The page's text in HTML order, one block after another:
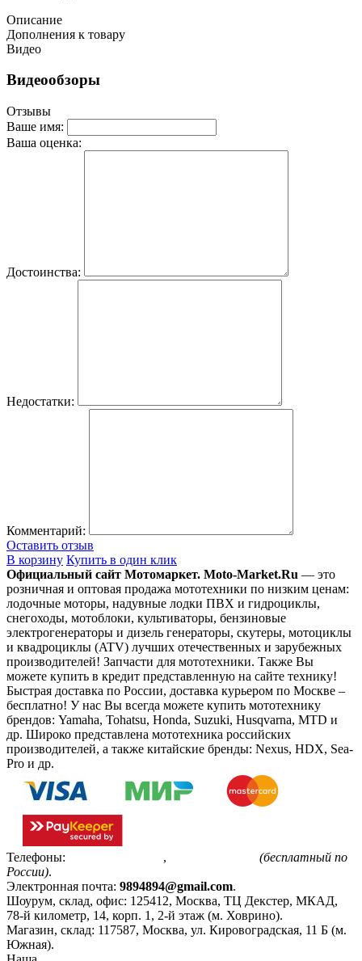
Описание
Дополнения к товару
Видео
Видеообзоры
Отзывы
Ваше имя:
Ваша оценка:
Достоинства:
Недостатки:
Комментарий:
Оставить отзыв
В корзину Купить в один клик
Официальный сайт Мотомаркет. Moto-Market.Ru — это
розничная и оптовая продажа мототехники по низким ценам:
лодочные моторы, надувные лодки ПВХ и гидроциклы,
снегоходы, мотоблоки, культиваторы, бензиновые
электрогенераторы и дизель генераторы, скутеры, мотоциклы
и квадроциклы (ATV) лучших отечественных и зарубежных
производителей! Запчасти для мототехники. Также Вы
можете купить в кредит представленную на сайте технику!
Быстрая доставка по России, доставка курьером по Москве –
бесплатно! У нас Вы всегда можете купить мототехнику
брендов: Yamaha, Tohatsu, Honda, Suzuki, Husqvarna, MTD и
др. Широко представлена мототехника российских
производителей, а также китайские бренды: Nexus, HDX, Sea-
Pro и др.
Телефоны: ,
(бесплатный по
России).
Электронная почта: 9894894@gmail.com.
Шоурум, склад, офис: 125412, Москва, ТЦ Декстер, МКАД,
78-й километр, 14, корп. 1, 2-й этаж (м. Ховрино).
Магазин, склад: 117587, Москва, ул. Кировоградская, 11 Б (м.
Южная).